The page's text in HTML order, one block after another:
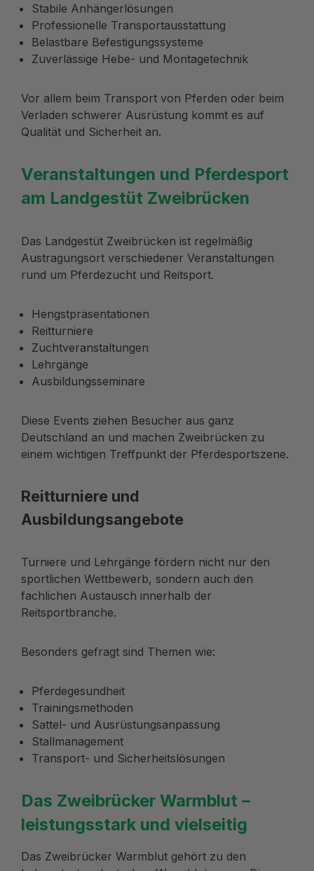
Stabile Anhängerlösungen
Professionelle Transportausstattung
Belastbare Befestigungssysteme
Zuverlässige Hebe- und Montagetechnik
Vor allem beim Transport von Pferden oder beim
Verladen schwerer Ausrüstung kommt es auf
Qualität und Sicherheit an.
Veranstaltungen und Pferdesport
am Landgestüt Zweibrücken
Das Landgestüt Zweibrücken ist regelmäßig
Austragungsort verschiedener Veranstaltungen
rund um Pferdezucht und Reitsport.
Hengstpräsentationen
Reitturniere
Zuchtveranstaltungen
Lehrgänge
Ausbildungsseminare
Diese Events ziehen Besucher aus ganz
Deutschland an und machen Zweibrücken zu
einem wichtigen Treffpunkt der Pferdesportszene.
Reitturniere und
Ausbildungsangebote
Turniere und Lehrgänge fördern nicht nur den
sportlichen Wettbewerb, sondern auch den
fachlichen Austausch innerhalb der
Reitsportbranche.
Besonders gefragt sind Themen wie:
Pferdegesundheit
Trainingsmethoden
Sattel- und Ausrüstungsanpassung
Stallmanagement
Transport- und Sicherheitslösungen
Das Zweibrücker Warmblut –
leistungsstark und vielseitig
Das Zweibrücker Warmblut gehört zu den